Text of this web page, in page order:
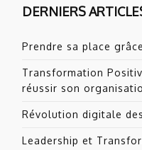
DERNIERS
Prendre sa place
Transformation
réussir son
Révolution digitale
Leadership et